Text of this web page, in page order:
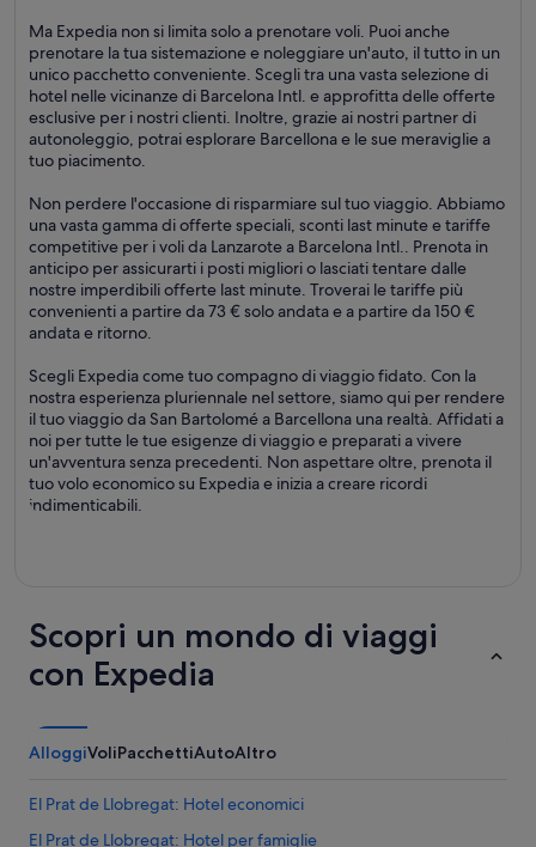
Ma Expedia non si limita solo a prenotare voli. Puoi anche
prenotare la tua sistemazione e noleggiare un'auto, il tutto in un
unico pacchetto conveniente. Scegli tra una vasta selezione di
hotel nelle vicinanze di Barcelona Intl. e approfitta delle offerte
esclusive per i nostri clienti. Inoltre, grazie ai nostri partner di
autonoleggio, potrai esplorare Barcellona e le sue meraviglie a
tuo piacimento.
Non perdere l'occasione di risparmiare sul tuo viaggio. Abbiamo
una vasta gamma di offerte speciali, sconti last minute e tariffe
competitive per i voli da Lanzarote a Barcelona Intl.. Prenota in
anticipo per assicurarti i posti migliori o lasciati tentare dalle
nostre imperdibili offerte last minute. Troverai le tariffe più
convenienti a partire da 73 € solo andata e a partire da 150 €
andata e ritorno.
Scegli Expedia come tuo compagno di viaggio fidato. Con la
nostra esperienza pluriennale nel settore, siamo qui per rendere
il tuo viaggio da San Bartolomé a Barcellona una realtà. Affidati a
noi per tutte le tue esigenze di viaggio e preparati a vivere
un'avventura senza precedenti. Non aspettare oltre, prenota il
tuo volo economico su Expedia e inizia a creare ricordi
indimenticabili.
Scopri un mondo di viaggi
con Expedia
AlloggiVoliPacchettiAutoAltro
El Prat de Llobregat: Hotel economici
El Prat de Llobregat: Hotel per famiglie